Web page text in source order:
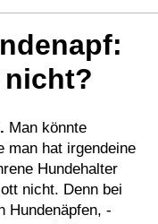
Man könnte
man hat irgendeine
Hundehalter
nicht. Denn bei
Hundenäpfen, -